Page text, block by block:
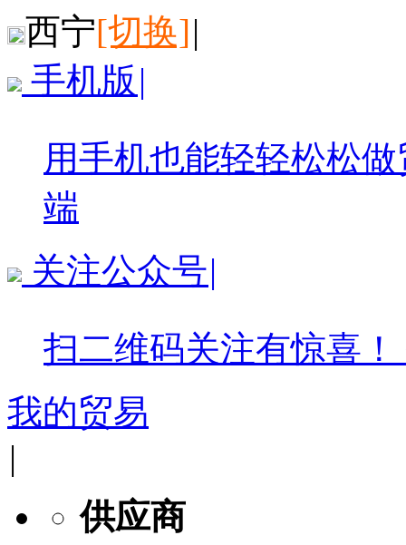
西宁[切换]|
手机版 |
用手机也能轻轻松松
端
关注公众号|
扫二维码关注有惊喜！
我的贸易
|
供应商